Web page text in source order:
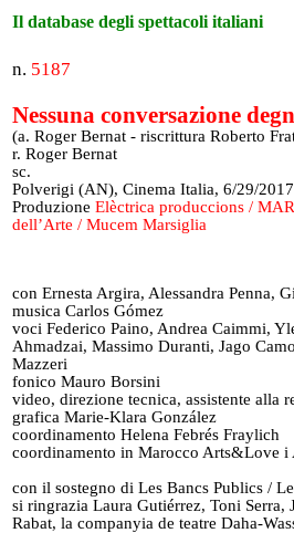
Il database degli spettacoli italiani
n. 5187
Nessuna conversazione
(a. Roger Bernat - riscrittura Roberto
r. Roger Bernat
sc.
Polverigi (AN), Cinema Italia, 6/29/
Produzione Elèctrica produccions /
dell’Arte / Mucem Marsiglia
con Ernesta Argira, Alessandra Penna,
musica Carlos Gómez
voci Federico Paino, Andrea Caimmi,
Ahmadzai, Massimo Duranti, Jago
Mazzeri
fonico Mauro Borsini
video, direzione tecnica, assistente alla
grafica Marie-Klara González
coordinamento Helena Febrés Fraylich
coordinamento in Marocco Arts&Love i
con il sostegno di Les Bancs Publics /
si ringrazia Laura Gutiérrez, Toni Serra,
Rabat, la companyia de teatre Daha-